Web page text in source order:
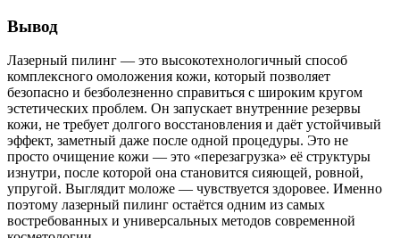
Вывод
Лазерный пилинг — это высокотехнологичный способ
комплексного омоложения кожи, который позволяет
безопасно и безболезненно справиться с широким кругом
эстетических проблем. Он запускает внутренние резервы
кожи, не требует долгого восстановления и даёт устойчивый
эффект, заметный даже после одной процедуры. Это не
просто очищение кожи — это «перезагрузка» её структуры
изнутри, после которой она становится сияющей, ровной,
упругой. Выглядит моложе — чувствуется здоровее. Именно
поэтому лазерный пилинг остаётся одним из самых
востребованных и универсальных методов современной